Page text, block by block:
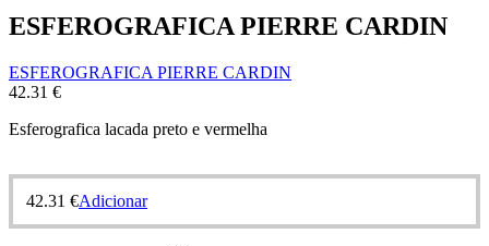
ESFEROGRAFICA PIERRE CARDIN
ESFEROGRAFICA PIERRE CARDIN
42.31 €
Esferografica lacada preto e vermelha
42.31 €Adicionar